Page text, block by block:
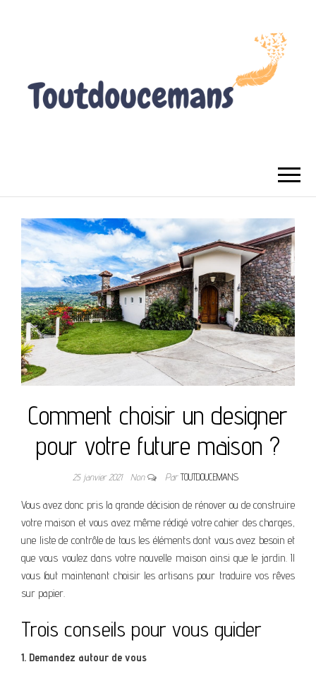
Comment choisir un designer
pour votre future maison ?
25 janvier 2021 Non ParTOUTDOUCEMANS
Vous avez donc pris la grande décision de rénover ou de construire
votre maison et vous avez même rédigé votre cahier des charges,
une liste de contrôle de tous les éléments dont vous avez besoin et
que vous voulez dans votre nouvelle maison ainsi que le jardin. Il
vous faut maintenant choisir les artisans pour traduire vos rêves
sur papier.
Trois conseils pour vous guider
1. Demandez autour de vous